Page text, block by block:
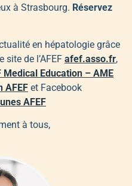
à Strasbourg. Réservez
en hépatologie grâce
de l’AFEF afef.asso.fr,
Medical Education – AME
AFEF et Facebook
AFEF
à tous,